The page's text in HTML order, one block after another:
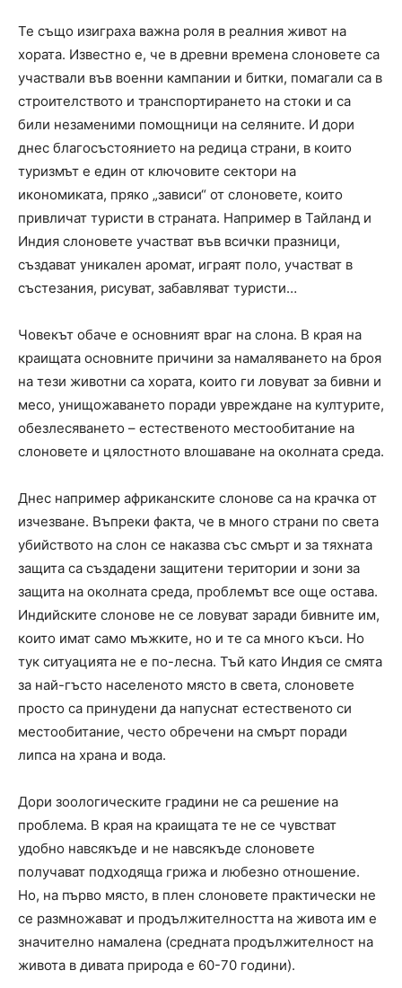
Те също изиграха важна роля в реалния живот на
хората. Известно е, че в древни времена слоновете са
участвали във военни кампании и битки, помагали са в
строителството и транспортирането на стоки и са
били незаменими помощници на селяните. И дори
днес благосъстоянието на редица страни, в които
туризмът е един от ключовите сектори на
икономиката, пряко „зависи“ от слоновете, които
привличат туристи в страната. Например в Тайланд и
Индия слоновете участват във всички празници,
създават уникален аромат, играят поло, участват в
състезания, рисуват, забавляват туристи…
Човекът обаче е основният враг на слона. В края на
краищата основните причини за намаляването на броя
на тези животни са хората, които ги ловуват за бивни и
месо, унищожаването поради увреждане на културите,
обезлесяването – естественото местообитание на
слоновете и цялостното влошаване на околната среда.
Днес например африканските слонове са на крачка от
изчезване. Въпреки факта, че в много страни по света
убийството на слон се наказва със смърт и за тяхната
защита са създадени защитени територии и зони за
защита на околната среда, проблемът все още остава.
Индийските слонове не се ловуват заради бивните им,
които имат само мъжките, но и те са много къси. Но
тук ситуацията не е по-лесна. Тъй като Индия се смята
за най-гъсто населеното място в света, слоновете
просто са принудени да напуснат естественото си
местообитание, често обречени на смърт поради
липса на храна и вода.
Дори зоологическите градини не са решение на
проблема. В края на краищата те не се чувстват
удобно навсякъде и не навсякъде слоновете
получават подходяща грижа и любезно отношение.
Но, на първо място, в плен слоновете практически не
се размножават и продължителността на живота им е
значително намалена (средната продължителност на
живота в дивата природа е 60-70 години).